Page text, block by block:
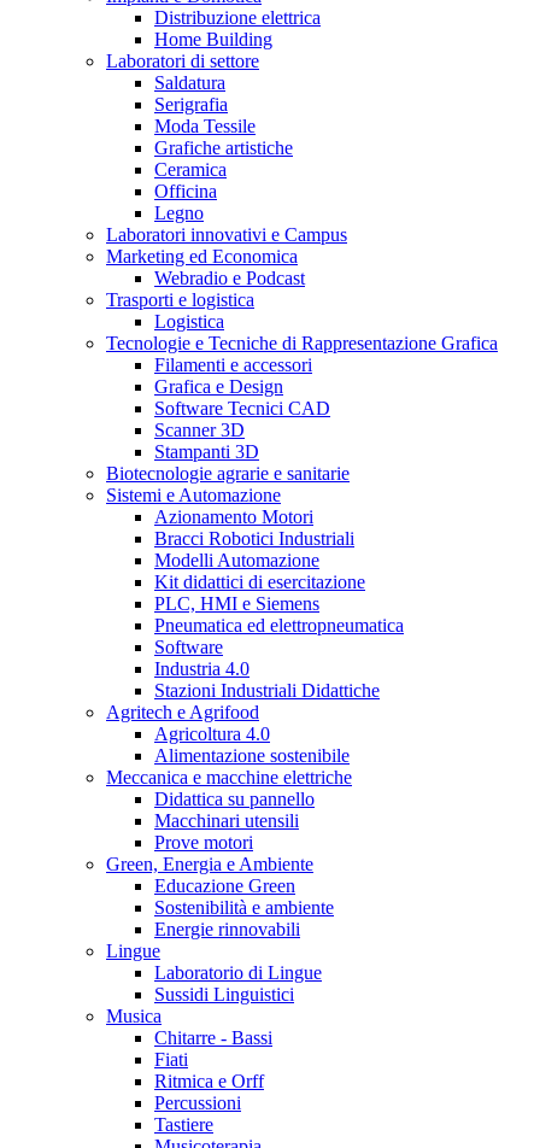
Distribuzione elettrica
Home Building
Laboratori di settore
Saldatura
Serigrafia
Moda Tessile
Grafiche artistiche
Ceramica
Officina
Legno
Laboratori innovativi e Campus
Marketing ed Economica
Webradio e Podcast
Trasporti e logistica
Logistica
Tecnologie e Tecniche di Rappresentazione Grafica
Filamenti e accessori
Grafica e Design
Software Tecnici CAD
Scanner 3D
Stampanti 3D
Biotecnologie agrarie e sanitarie
Sistemi e Automazione
Azionamento Motori
Bracci Robotici Industriali
Modelli Automazione
Kit didattici di esercitazione
PLC, HMI e Siemens
Pneumatica ed elettropneumatica
Software
Industria 4.0
Stazioni Industriali Didattiche
Agritech e Agrifood
Agricoltura 4.0
Alimentazione sostenibile
Meccanica e macchine elettriche
Didattica su pannello
Macchinari utensili
Prove motori
Green, Energia e Ambiente
Educazione Green
Sostenibilità e ambiente
Energie rinnovabili
Lingue
Laboratorio di Lingue
Sussidi Linguistici
Musica
Chitarre - Bassi
Fiati
Ritmica e Orff
Percussioni
Tastiere